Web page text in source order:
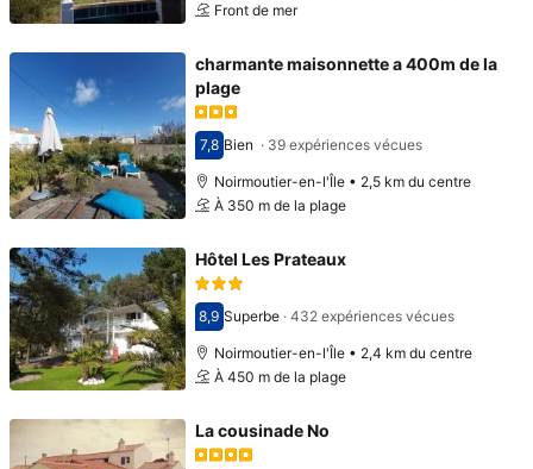
Front de mer
charmante maisonnette a 400m de la
plage
Avec une note de 7,8
7,8 Bien · 39 expériences vécues
Noirmoutier-en-l'Île • 2,5 km du centre
À 350 m de la plage
Hôtel Les Prateaux
Avec une note de 8,9
8,9 Superbe· 432 expériences vécues
Noirmoutier-en-l'Île • 2,4 km du centre
À 450 m de la plage
La cousinade No